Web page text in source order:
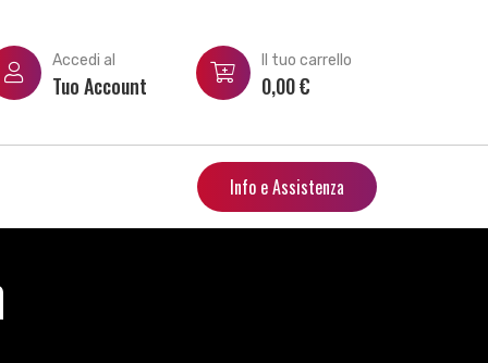
Accedi al
Tuo Account
Il tuo carrello
0,00€
Info e Assistenza